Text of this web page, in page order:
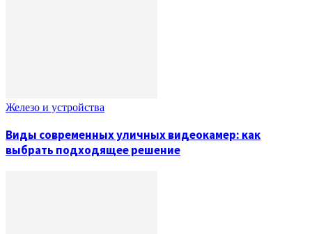
Железо и устройства
Виды современных уличных видеокамер: как
выбрать подходящее решение